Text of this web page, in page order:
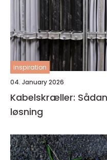
inspiration
04. January 2026
Kabelskræller:
løsning